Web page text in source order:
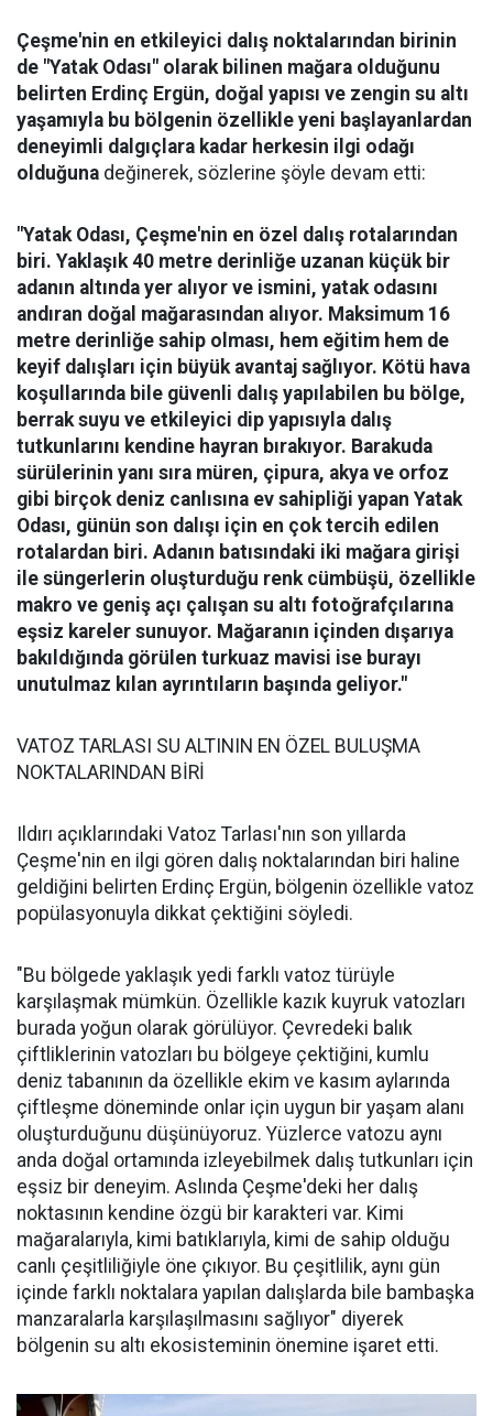
Çeşme'nin en etkileyici dalış noktalarından birinin
de "Yatak Odası" olarak bilinen mağara olduğunu
belirten Erdinç Ergün, doğal yapısı ve zengin su altı
yaşamıyla bu bölgenin özellikle yeni başlayanlardan
deneyimli dalgıçlara kadar herkesin ilgi odağı
olduğuna değinerek, sözlerine şöyle devam etti:
"Yatak Odası, Çeşme'nin en özel dalış rotalarından
biri. Yaklaşık 40 metre derinliğe uzanan küçük bir
adanın altında yer alıyor ve ismini, yatak odasını
andıran doğal mağarasından alıyor. Maksimum 16
metre derinliğe sahip olması, hem eğitim hem de
keyif dalışları için büyük avantaj sağlıyor. Kötü hava
koşullarında bile güvenli dalış yapılabilen bu bölge,
berrak suyu ve etkileyici dip yapısıyla dalış
tutkunlarını kendine hayran bırakıyor. Barakuda
sürülerinin yanı sıra müren, çipura, akya ve orfoz
gibi birçok deniz canlısına ev sahipliği yapan Yatak
Odası, günün son dalışı için en çok tercih edilen
rotalardan biri. Adanın batısındaki iki mağara girişi
ile süngerlerin oluşturduğu renk cümbüşü, özellikle
makro ve geniş açı çalışan su altı fotoğrafçılarına
eşsiz kareler sunuyor. Mağaranın içinden dışarıya
bakıldığında görülen turkuaz mavisi ise burayı
unutulmaz kılan ayrıntıların başında geliyor."
VATOZ TARLASI SU ALTININ EN ÖZEL BULUŞMA
NOKTALARINDAN BİRİ
Ildırı açıklarındaki Vatoz Tarlası'nın son yıllarda
Çeşme'nin en ilgi gören dalış noktalarından biri haline
geldiğini belirten Erdinç Ergün, bölgenin özellikle vatoz
popülasyonuyla dikkat çektiğini söyledi.
"Bu bölgede yaklaşık yedi farklı vatoz türüyle
karşılaşmak mümkün. Özellikle kazık kuyruk vatozları
burada yoğun olarak görülüyor. Çevredeki balık
çiftliklerinin vatozları bu bölgeye çektiğini, kumlu
deniz tabanının da özellikle ekim ve kasım aylarında
çiftleşme döneminde onlar için uygun bir yaşam alanı
oluşturduğunu düşünüyoruz. Yüzlerce vatozu aynı
anda doğal ortamında izleyebilmek dalış tutkunları için
eşsiz bir deneyim. Aslında Çeşme'deki her dalış
noktasının kendine özgü bir karakteri var. Kimi
mağaralarıyla, kimi batıklarıyla, kimi de sahip olduğu
canlı çeşitliliğiyle öne çıkıyor. Bu çeşitlilik, aynı gün
içinde farklı noktalara yapılan dalışlarda bile bambaşka
manzaralarla karşılaşılmasını sağlıyor" diyerek
bölgenin su altı ekosisteminin önemine işaret etti.